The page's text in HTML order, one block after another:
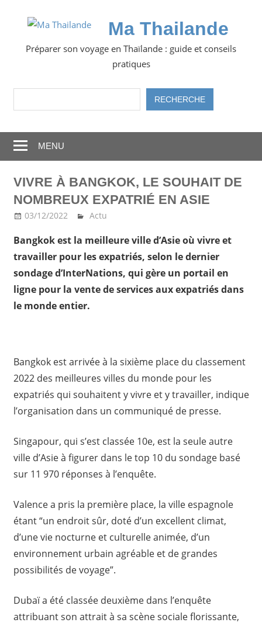
Ma Thailande
Préparer son voyage en Thaïlande : guide et conseils
pratiques
RechercherRECHERCHE
MENU
VIVRE À BANGKOK, LE SOUHAIT DE
NOMBREUX EXPATRIÉ EN ASIE
03/12/2022 Ma Thailande
Actu
Bangkok est la meilleure ville d’Asie où vivre et
travailler pour les expatriés, selon le dernier
sondage d’InterNations, qui gère un portail en
ligne pour la vente de services aux expatriés dans
le monde entier.
Bangkok est arrivée à la sixième place du classement
2022 des meilleures villes du monde pour les
expatriés qui souhaitent y vivre et y travailler, indique
l’organisation dans un communiqué de presse.
Singapour, qui s’est classée 10e, est la seule autre
ville d’Asie à figurer dans le top 10 du sondage basé
sur 11 970 réponses à l’enquête.
Valence a pris la première place, la ville espagnole
étant “un endroit sûr, doté d’un excellent climat,
d’une vie nocturne et culturelle animée, d’un
environnement urbain agréable et de grandes
possibilités de voyage”.
Dubaï a été classée deuxième dans l’enquête
attribuant son attrait à sa scène sociale florissante,